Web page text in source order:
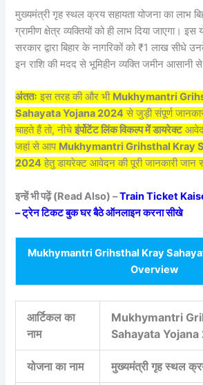
मुख्यमंत्री गृह स्थल क्रय सहायता योजना का लाभ
ग्रामीण क्षेत्र व्यक्तियों को ही लाभ दिया जाएगा। इस
सरकार द्वारा बिहार के नागरिकों को ₹1 लाख सीधे
इन राशि की मदद से भूमिहीन व्यक्ति जमीन आसानी
अंततः इस तरह की और भी Mukhymantri
Sahayata Yojana 2024 से जुड़ी संपूर्ण
चाहते हैं तो, नीचेइंर्पोटेंट लिंक विकल्प में डायरेक्ट
जहां से आप Mukhymantri Grihsthal Kray
2024 हेतु डायरेक्ट आवेदन की पूरी जानकारी जान
इन्हें भी पढ़ें (Read Also) –Train Ticket
– ट्रेन टिकट बुक घर बैठे ऑनलाइन करना सीखे
Mukhymantri Grihsthal Kray
Overview
आर्टिकल का
नाम
Mukhymantri
Sahayata
योजना का नाम मुख्यमंत्री गृह स्थल